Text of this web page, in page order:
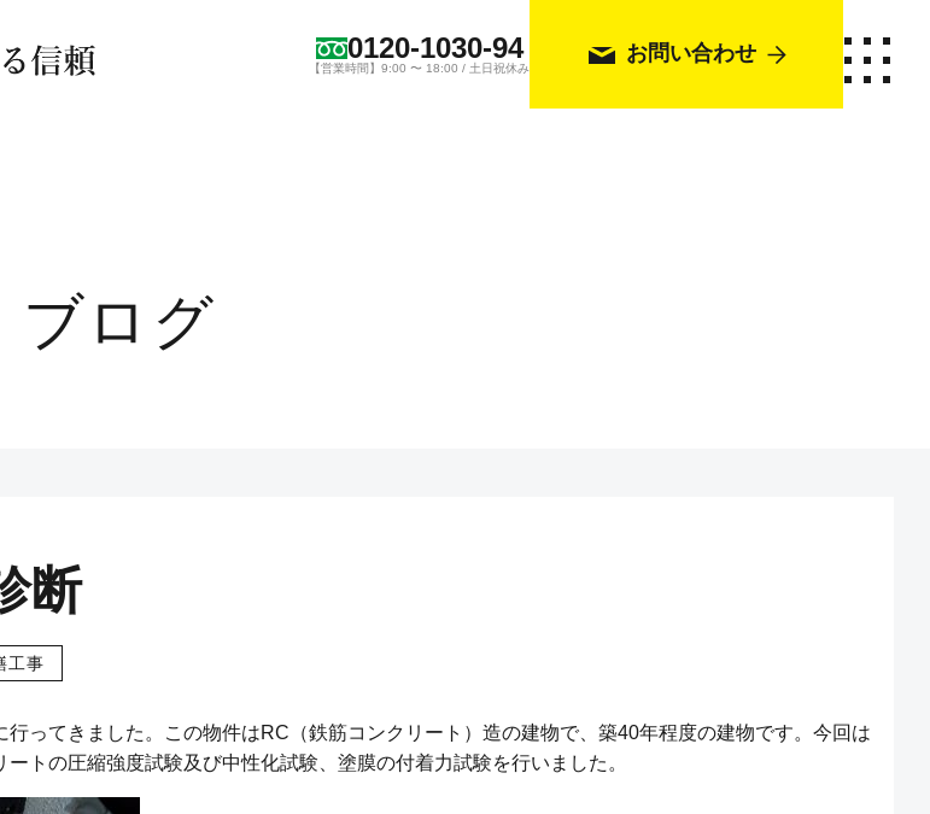
0120-1030-94
【営業時間】9:00 〜 18:00 / 土日祝休み
お問い合わせ
ブログ
断
工事
行ってきました。この物件はRC（鉄筋コンクリート）造の建物で、築40年程度の建物です。今回は
ートの圧縮強度試験及び中性化試験、塗膜の付着力試験を行いました。